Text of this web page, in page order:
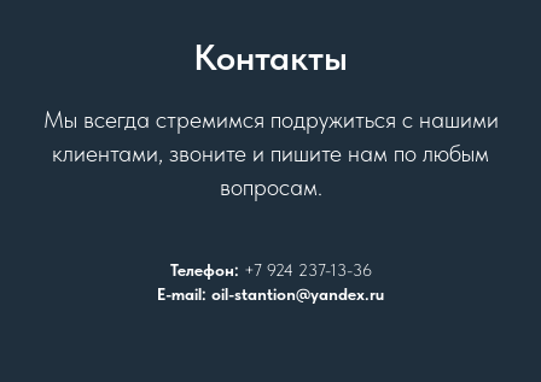
Контакты
Мы всегда стремимся подружиться с нашими
клиентами, звоните и пишите нам по любым
вопросам.
Телефон: +7 924 237-13-36
E-mail: oil-stantion@yandex.ru